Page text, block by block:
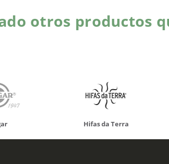
otros productos
Terra Nutergia